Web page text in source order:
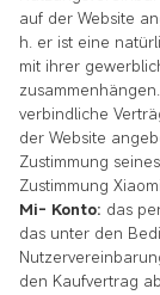
auf der Website
h. er ist eine
mit ihrer
verbindliche
der Website
Zustimmung
Zustimmung
Mi- Konto: das
das unter den
den Kaufvertrag